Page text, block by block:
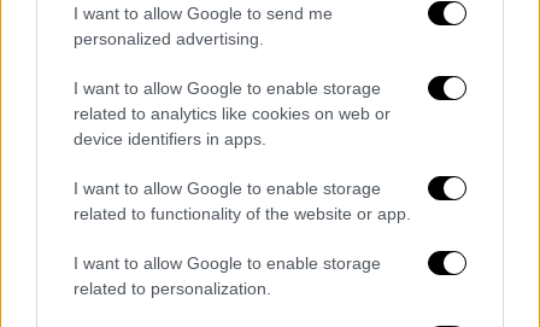
I want to allow Google to send me
personalized advertising.
I want to allow Google to enable storage
related to analytics like cookies on web or
device identifiers in apps.
I want to allow Google to enable storage
related to functionality of the website or app.
I want to allow Google to enable storage
related to personalization.
Τουρκία αρχικά για λογαριασμό της
Αλάνιασπορ και στη συνέχεια (από τον
Ιανουάριο του 2021) της Τραμπζονσπόρ.
Με την ομάδα της Τραπεζούντας
πρωτάθλημα που κατέκτησε ο σύλλογος
μετά από 38 χρόνια Συνολικά με τη φανέλα
της μετράει 96 συμμετοχές με 26 γκολ, ενώ
την εφετινή σεζόν έχει αγωνιστεί σε 18